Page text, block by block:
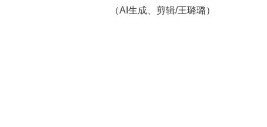
（AI生成、剪辑/王璐璐）